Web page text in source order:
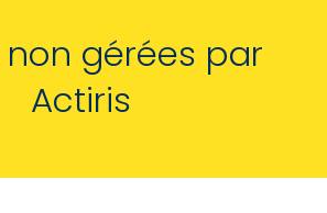
non gérées par
Actiris